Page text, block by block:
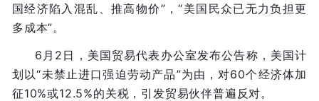
国经济陷入混乱、推高物价”，“美国民众已无力负担更
多成本”。
6月2日，美国贸易代表办公室发布公告称，美国计
划以“未禁止进口强迫劳动产品”为由，对60个经济体加
征10%或12.5%的关税，引发贸易伙伴普遍反对。